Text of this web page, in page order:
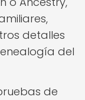
detalles
del
de